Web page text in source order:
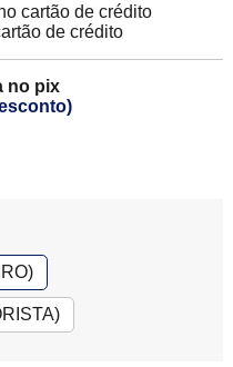
cartão de crédito
de crédito
no pix